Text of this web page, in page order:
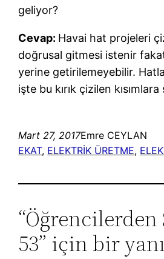
geliyor?
Cevap: Havai hat projeleri
doğrusal gitmesi istenir
yerine getirilemeyebilir.
işte bu kırık çizilen
Mart 27, 2017Emre CEYLAN
EKAT, ELEKTRİK ÜRETME,
53” için bir